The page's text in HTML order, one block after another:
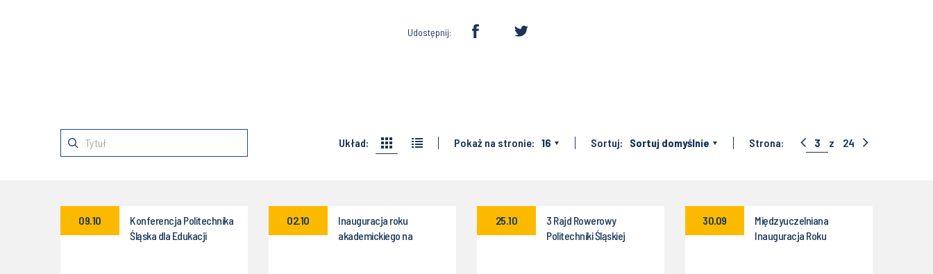
Udostępnij:
Układ: Pokaż na stronie: 16 Sortuj: Sortuj domyślnie Strona: 3 z 24
Konferencja Politechnika
Śląska dla Edukacji
09.10
Inauguracja roku
akademickiego na
02.10
3 Rajd Rowerowy
Politechniki Śląskiej
25.10
Międzyuczelniana
Inauguracja Roku
30.09